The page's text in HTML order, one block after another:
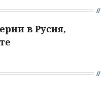
в Русия,